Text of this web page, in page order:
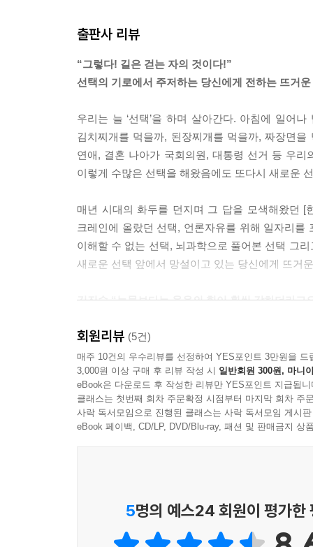
서 신념을 체화하고 있는 사람은 많지 않습니다.
“내 의사결정에 대해서 끊임없이 회의하고, 남에
의 주장에 확신을 갖지, 진짜 성공한 사람들은 자
일도 하지 않느냐 하면, 그렇지 않다는 거죠. 지금
이스트 바이오및뇌공학과 교수 강연」 중에서
이 복잡한 거예요. 마음이 복잡하니까 목적지가
건, 마음이 복잡하니까 책임을 지지 않아서 그래
리의 운명이 결정된다는 것입니다.”
출판사 리뷰
“그렇다! 길은 걷는 자의 것이다!”
선택의 기로에서 주저하는 당신에게 전하는 뜨거
우리는 늘 ‘선택’을 하며 살아간다. 아침에 일어
김치찌개를 먹을까, 된장찌개를 먹을까, 짜장면
연애, 결혼 나아가 국회의원, 대통령 선거 등 우
이렇게 수많은 선택을 해왔음에도 또다시 새로운
매년 시대의 화두를 던지며 그 답을 모색해왔던 [
크레인에 올랐던 선택, 언론자유를 위해 일자리
이해할 수 없는 선택, 뇌과학으로 풀어본 선택 그
새로운 선택 앞에서 망설이고 있는 당신에게 뜨거
김진숙 “눈물보다는 웃음의 힘이 훨씬 강하더라고
첫 번째 강연자는 2011년 대한민국을 희망버스로
6일 새벽 3시 부산 영도 한진중공업 CT-85 크레
유쾌하다. 2003년 정리해고에 맞서 크레인에
천수보살과 같은 희망버스 탑승자들을 만나고,
웃음의 힘이 강함을 깨달았다는 그는 자신의 자
함께!”
신문에 교회 신축을 위해 특별 헌금을 강요하는
에서 해직된 일, 그리고 2008년 정권의 전방위
회원리뷰 (5건)
매주 10건의 우수리뷰를 선정하여 YES포인트 3만원을 드
3,000원 이상 구매 후 리뷰 작성 시 일반회원 300원, 마니
eBook은 다운로드 후 작성한 리뷰만 YES포인트 지급됩니
클래스는 첫번째 회차 주문확정 시점부터 마지막 회차 주
사락 독서모임으로 진행된 클래스는 사락 독서모임 게시
eBook 페이백, CD/LP, DVD/Blu-ray, 패션 및 판매금지 상
5명의 예스24 회원이 평가한